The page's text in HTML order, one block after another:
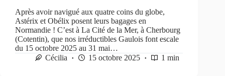
Après avoir navigué aux quatre coins du globe,
Astérix et Obélix posent leurs bagages en
Normandie ! C’est à La Cité de la Mer, à Cherbourg
(Cotentin), que nos irréductibles Gaulois font escale
du 15 octobre 2025 au 31 mai…
Cécilia
15 octobre 2025 1 min